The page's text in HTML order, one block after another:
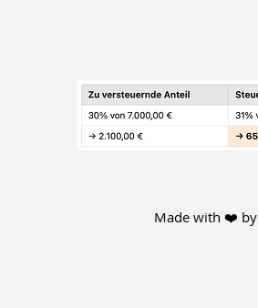
Made with ❤️ by